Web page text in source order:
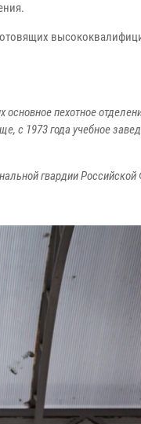
пехотное
с 1973 года учебное
гвардии